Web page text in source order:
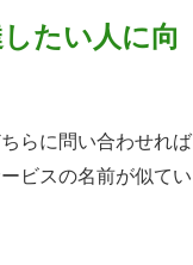
たい人に向
らに問い合わせれば
ビスの名前が似てい